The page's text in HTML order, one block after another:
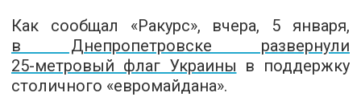
Как сообщал «Ракурс», вчера, 5 января,
в Днепропетровске развернули
25-метровый флаг Украины в поддержку
столичного «евромайдана».